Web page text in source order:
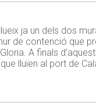
ja un dels dos
de contenció que
A finals
lluïen al port de